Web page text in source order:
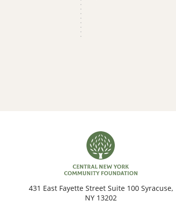
431 East Fayette Street Suite 100 Syracuse,
NY 13202